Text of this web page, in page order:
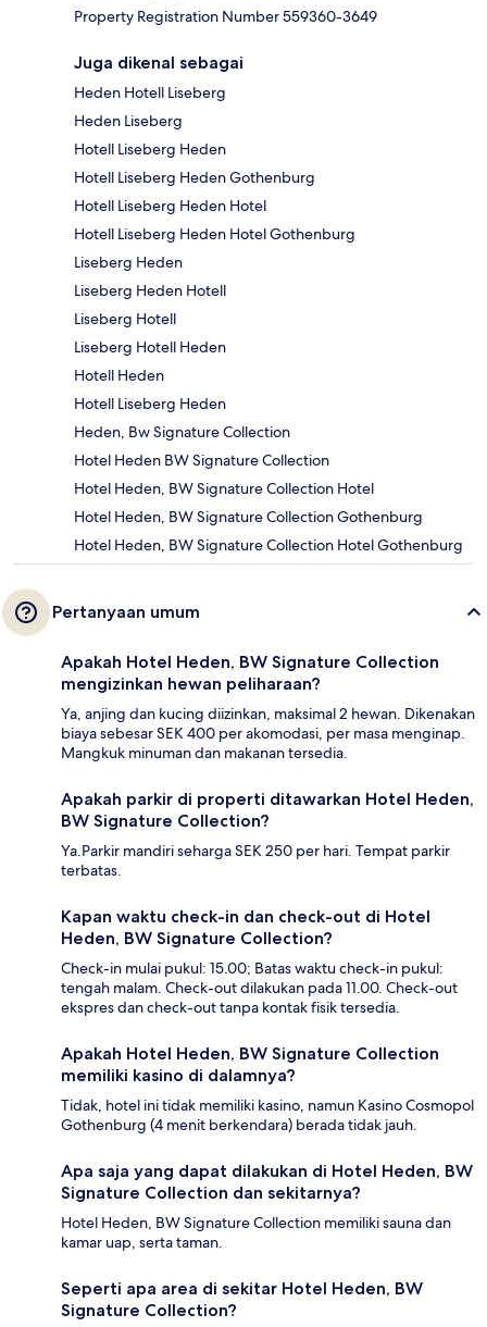
Property Registration Number 559360-3649
Juga dikenal sebagai
Heden Hotell Liseberg
Heden Liseberg
Hotell Liseberg Heden
Hotell Liseberg Heden Gothenburg
Hotell Liseberg Heden Hotel
Hotell Liseberg Heden Hotel Gothenburg
Liseberg Heden
Liseberg Heden Hotell
Liseberg Hotell
Liseberg Hotell Heden
Hotell Heden
Hotell Liseberg Heden
Heden, Bw Signature Collection
Hotel Heden BW Signature Collection
Hotel Heden, BW Signature Collection Hotel
Hotel Heden, BW Signature Collection Gothenburg
Hotel Heden, BW Signature Collection Hotel Gothenburg
Pertanyaan umum
Apakah Hotel Heden, BW Signature Collection
mengizinkan hewan peliharaan?
Ya, anjing dan kucing diizinkan, maksimal 2 hewan. Dikenakan
biaya sebesar SEK 400 per akomodasi, per masa menginap.
Mangkuk minuman dan makanan tersedia.
Apakah parkir di properti ditawarkan Hotel Heden,
BW Signature Collection?
Ya.Parkir mandiri seharga SEK 250 per hari. Tempat parkir
terbatas.
Kapan waktu check-in dan check-out di Hotel
Heden, BW Signature Collection?
Check-in mulai pukul: 15.00; Batas waktu check-in pukul:
tengah malam. Check-out dilakukan pada 11.00. Check-out
ekspres dan check-out tanpa kontak fisik tersedia.
Apakah Hotel Heden, BW Signature Collection
memiliki kasino di dalamnya?
Tidak, hotel ini tidak memiliki kasino, namun Kasino Cosmopol
Gothenburg (4 menit berkendara) berada tidak jauh.
Apa saja yang dapat dilakukan di Hotel Heden, BW
Signature Collection dan sekitarnya?
Hotel Heden, BW Signature Collection memiliki sauna dan
kamar uap, serta taman.
Seperti apa area di sekitar Hotel Heden, BW
Signature Collection?